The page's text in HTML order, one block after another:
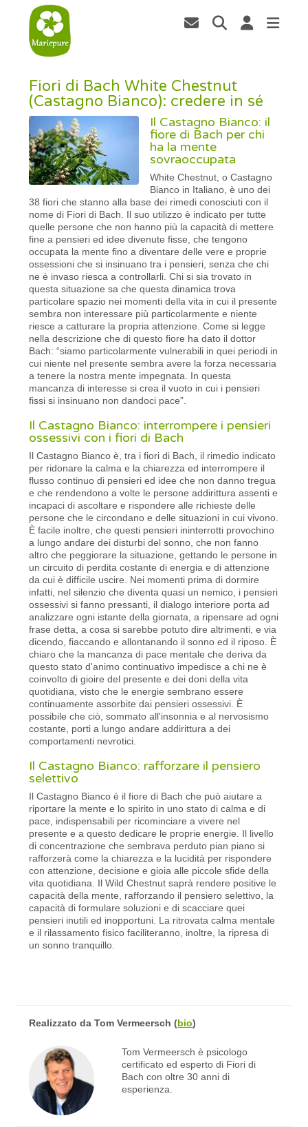
Fiori di Bach White Chestnut
(Castagno Bianco): credere in sé
Il Castagno Bianco: il
fiore di Bach per chi
ha la mente
sovraoccupata
White Chestnut, o Castagno
Bianco in Italiano, è uno dei
38 fiori che stanno alla base dei rimedi conosciuti con il
nome di Fiori di Bach. Il suo utilizzo è indicato per tutte
quelle persone che non hanno più la capacità di mettere
fine a pensieri ed idee divenute fisse, che tengono
occupata la mente fino a diventare delle vere e proprie
ossessioni che si insinuano tra i pensieri, senza che chi
ne è invaso riesca a controllarli. Chi si sia trovato in
questa situazione sa che questa dinamica trova
particolare spazio nei momenti della vita in cui il presente
sembra non interessare più particolarmente e niente
riesce a catturare la propria attenzione. Come si legge
nella descrizione che di questo fiore ha dato il dottor
Bach: “siamo particolarmente vulnerabili in quei periodi in
cui niente nel presente sembra avere la forza necessaria
a tenere la nostra mente impegnata. In questa
mancanza di interesse si crea il vuoto in cui i pensieri
fissi si insinuano non dandoci pace”.
Il Castagno Bianco: interrompere i pensieri
ossessivi con i fiori di Bach
Il Castagno Bianco è, tra i fiori di Bach, il rimedio indicato
per ridonare la calma e la chiarezza ed interrompere il
flusso continuo di pensieri ed idee che non danno tregua
e che rendendono a volte le persone addirittura assenti e
incapaci di ascoltare e rispondere alle richieste delle
persone che le circondano e delle situazioni in cui vivono.
È facile inoltre, che questi pensieri ininterrotti provochino
a lungo andare dei disturbi del sonno, che non fanno
altro che peggiorare la situazione, gettando le persone in
un circuito di perdita costante di energia e di attenzione
da cui è difficile uscire. Nei momenti prima di dormire
infatti, nel silenzio che diventa quasi un nemico, i pensieri
ossessivi si fanno pressanti, il dialogo interiore porta ad
analizzare ogni istante della giornata, a ripensare ad ogni
frase detta, a cosa si sarebbe potuto dire altrimenti, e via
dicendo, fiaccando e allontanando il sonno ed il riposo. È
chiaro che la mancanza di pace mentale che deriva da
questo stato d'animo continuativo impedisce a chi ne è
coinvolto di gioire del presente e dei doni della vita
quotidiana, visto che le energie sembrano essere
continuamente assorbite dai pensieri ossessivi. È
possibile che ciò, sommato all'insonnia e al nervosismo
costante, porti a lungo andare addirittura a dei
comportamenti nevrotici.
Il Castagno Bianco: rafforzare il pensiero
selettivo
Il Castagno Bianco è il fiore di Bach che può aiutare a
riportare la mente e lo spirito in uno stato di calma e di
pace, indispensabili per ricominciare a vivere nel
presente e a questo dedicare le proprie energie. Il livello
di concentrazione che sembrava perduto pian piano si
rafforzerà come la chiarezza e la lucidità per rispondere
con attenzione, decisione e gioia alle piccole sfide della
vita quotidiana. Il Wild Chestnut saprà rendere positive le
capacità della mente, rafforzando il pensiero selettivo, la
capacità di formulare soluzioni e di scacciare quei
pensieri inutili ed inopportuni. La ritrovata calma mentale
e il rilassamento fisico faciliteranno, inoltre, la ripresa di
un sonno tranquillo.
Realizzato daTom Vermeersch (bio)
Tom Vermeersch è psicologo
certificato ed esperto di Fiori di
Bach con oltre 30 anni di
esperienza.